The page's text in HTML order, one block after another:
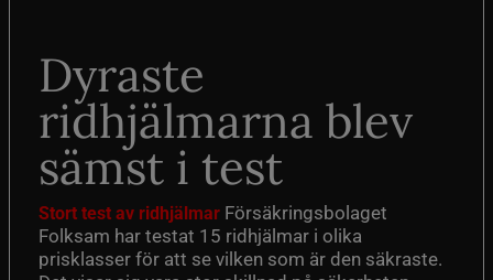
Dyraste
ridhjälmarna blev
sämst i test
Stort test av ridhjälmar Försäkringsbolaget
Folksam har testat 15 ridhjälmar i olika
prisklasser för att se vilken som är den säkraste.